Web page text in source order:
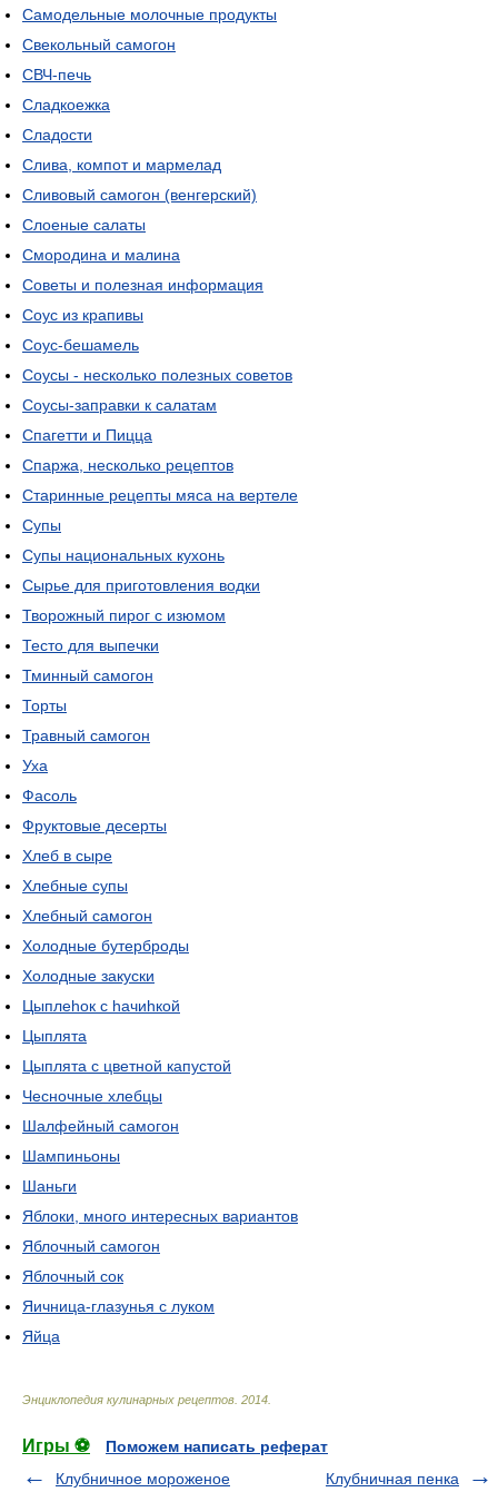
Самодельные молочные продукты
Свекольный самогон
СВЧ-печь
Сладкоежка
Сладости
Слива, компот и мармелад
Сливовый самогон (венгерский)
Слоеные салаты
Смородина и малина
Советы и полезная информация
Соус из крапивы
Соус-бешамель
Соусы - несколько полезных советов
Соусы-заправки к салатам
Спагетти и Пицца
Спаржа, несколько рецептов
Старинные рецепты мяса на вертеле
Супы
Супы национальных кухонь
Сырье для приготовления водки
Творожный пирог с изюмом
Тесто для выпечки
Тминный самогон
Торты
Травный самогон
Уха
Фасоль
Фруктовые десерты
Хлеб в сыре
Хлебные супы
Хлебный самогон
Холодные бутерброды
Холодные закуски
Цыплеhок с hачиhкой
Цыплята
Цыплята с цветной капустой
Чесночные хлебцы
Шалфейный самогон
Шампиньоны
Шаньги
Яблоки, много интересных вариантов
Яблочный самогон
Яблочный сок
Яичница-глазунья с луком
Яйца
Энциклопедия кулинарных рецептов 2014
Игры ⚽
Поможем написать реферат
Клубничное мороженое
Клубничная пенка